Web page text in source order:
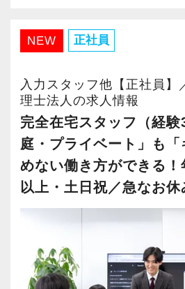
・有給取得率90％以上
・繁忙期も月30～40h程度
・男性の育休取得率100％
・テレワーク導入済み
・全席デュアルモニタ完備
＜幅広い経験・成長環境＞
・9割が紹介の安定基盤
・個人～大企業まで幅広く
・税務顧問＋資産税に関与
NEW 正社員
入力スタッフ他【正社員】
理士法人の求人情報
完全在宅スタッフ（経
庭・プライベート」も
めない働き方ができる！
以上・土日祝／急なお休